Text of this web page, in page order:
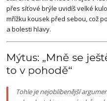
přes síťové brýle uvidíš velké
mřížku kousek před sebou, což
a bolesti hlavy.
Mýtus: „Mně se
to v pohodě“
Tohle je nejoblíbenější